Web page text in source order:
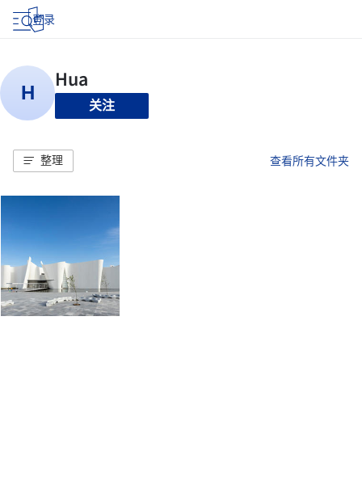
登录
关注
整理 查看所有文件夹